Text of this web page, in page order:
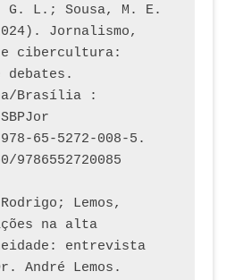
L.; Sousa, M. E.
Jornalismo,
cibercultura:
debates.
Brasília :
65-5272-008-5.
9786552720085
Lemos,
na alta
entrevista
André Lemos.